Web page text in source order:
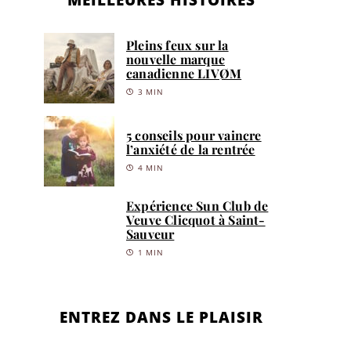
Pleins feux sur la
nouvelle marque
canadienne LIVØM
3 MIN
5 conseils pour vaincre
l’anxiété de la rentrée
4 MIN
Expérience Sun Club de
Veuve Clicquot à Saint-
Sauveur
1 MIN
ENTREZ DANS LE PLAISIR